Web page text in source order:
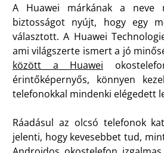
A Huawei márkának a neve
biztosságot nyújt, hogy egy
választott. A Huawei
ami világszerte ismert a jó
között a Huawei
érintőképernyős, könnyen
telefonokkal mindenki elégedett
Ráadásul az olcsó telefonok
jelenti, hogy kevesebbet tud,